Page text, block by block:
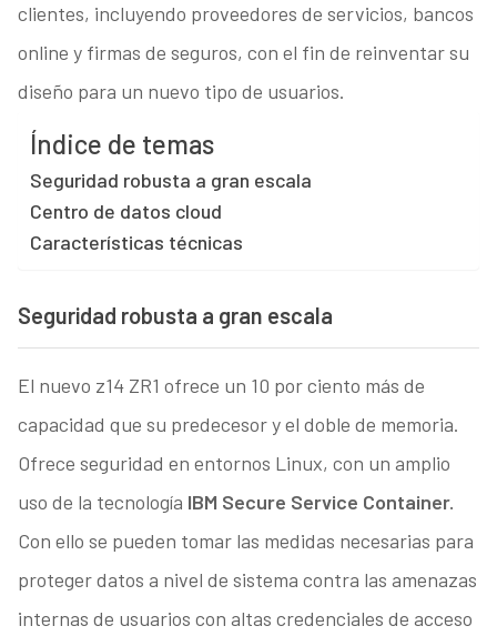
clientes, incluyendo proveedores de servicios, bancos
online y firmas de seguros, con el fin de reinventar su
diseño para un nuevo tipo de usuarios.
Índice de temas
Seguridad robusta a gran escala
Centro de datos cloud
Características técnicas
Seguridad robusta a gran escala
El nuevo z14 ZR1 ofrece un 10 por ciento más de
capacidad que su predecesor y el doble de memoria.
Ofrece seguridad en entornos Linux, con un amplio
uso de la tecnología IBM Secure Service Container.
Con ello se pueden tomar las medidas necesarias para
proteger datos a nivel de sistema contra las amenazas
internas de usuarios con altas credenciales de acceso